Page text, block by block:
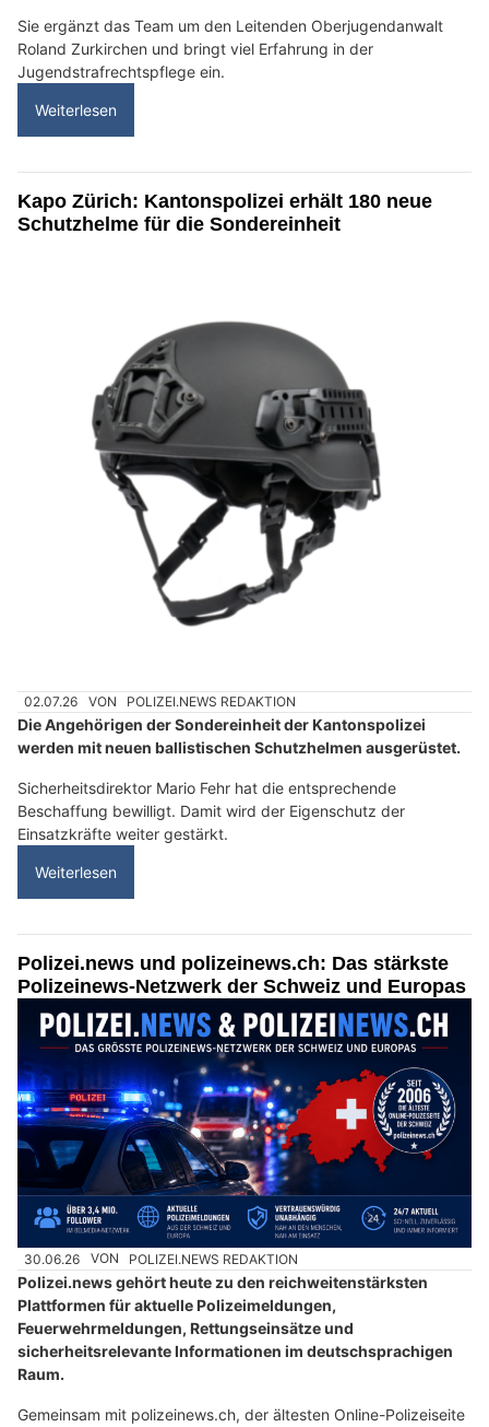
Sie ergänzt das Team um den Leitenden Oberjugendanwalt
Roland Zurkirchen und bringt viel Erfahrung in der
Jugendstrafrechtspflege ein.
Weiterlesen
Kapo Zürich: Kantonspolizei erhält 180 neue
Schutzhelme für die Sondereinheit
02.07.26 VON POLIZEI.NEWS REDAKTION
Die Angehörigen der Sondereinheit der Kantonspolizei
werden mit neuen ballistischen Schutzhelmen ausgerüstet.
Sicherheitsdirektor Mario Fehr hat die entsprechende
Beschaffung bewilligt. Damit wird der Eigenschutz der
Einsatzkräfte weiter gestärkt.
Weiterlesen
Polizei.news und polizeinews.ch: Das stärkste
Polizeinews-Netzwerk der Schweiz und Europas
30.06.26 VON POLIZEI.NEWS REDAKTION
Polizei.news gehört heute zu den reichweitenstärksten
Plattformen für aktuelle Polizeimeldungen,
Feuerwehrmeldungen, Rettungseinsätze und
sicherheitsrelevante Informationen im deutschsprachigen
Raum.
Gemeinsam mit polizeinews.ch, der ältesten Online-Polizeiseite